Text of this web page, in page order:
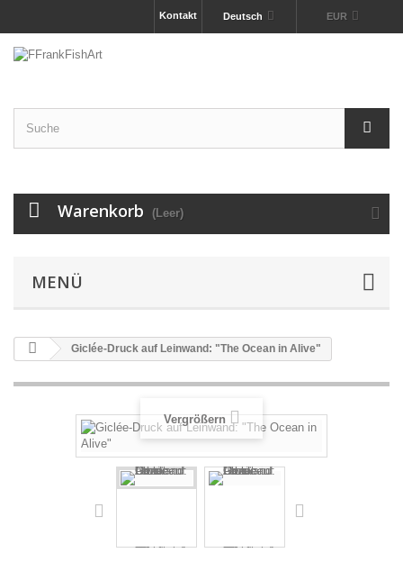
EUR
Deutsch
Kontakt
Warenkorb (Leer)
MENÜ
Giclée-Druck auf Leinwand: "The Ocean in Alive"
Vergrößern